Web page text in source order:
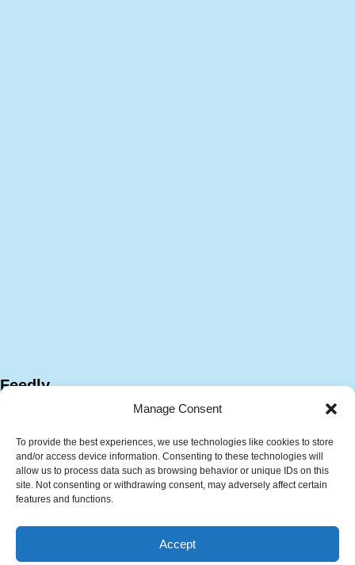
Manage Consent
To provide the best experiences, we use technologies like cookies to store
and/or access device information. Consenting to these technologies will
allow us to process data such as browsing behavior or unique IDs on this
site. Not consenting or withdrawing consent, may adversely affect certain
features and functions.
Accept
Feedly
技術・キャリア相談サービス